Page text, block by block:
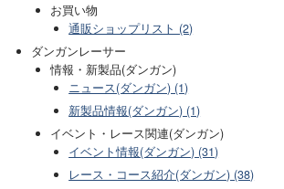
お買い物
通販ショップリスト (2)
ダンガンレーサー
情報・新製品(ダンガン)
ニュース(ダンガン) (1)
新製品情報(ダンガン) (1)
イベント・レース関連(ダンガン)
イベント情報(ダンガン) (31)
レース・コース紹介(ダンガン) (38)